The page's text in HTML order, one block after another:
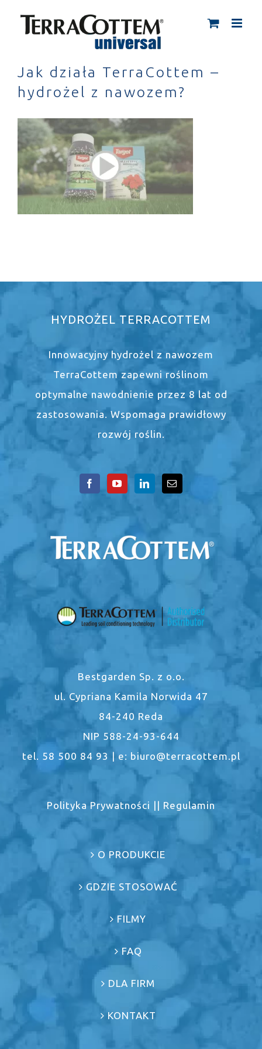
Jak działa TerraCottem –
hydrożel z nawozem?
HYDROŻEL TERRACOTTEM
Innowacyjny hydrożel z nawozem
TerraCottem zapewni roślinom
optymalne nawodnienie przez 8 lat od
zastosowania. Wspomaga prawidłowy
rozwój roślin.
Bestgarden Sp. z o.o.
ul. Cypriana Kamila Norwida 47
84-240 Reda
NIP 588-24-93-644
tel. 58 500 84 93 | e: biuro@terracottem.pl
Polityka Prywatności || Regulamin
O PRODUKCIE
GDZIE STOSOWAĆ
FILMY
FAQ
DLA FIRM
KONTAKT